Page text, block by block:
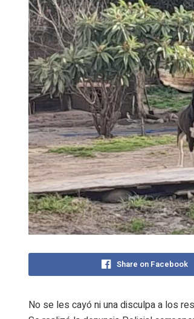
Share on Facebook
No se les cayó ni una disculpa a los